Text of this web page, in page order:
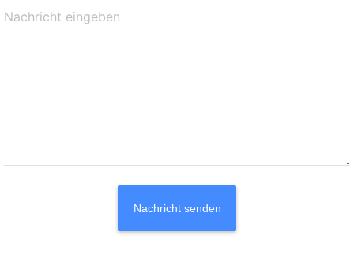
Nachricht eingeben
Nachricht senden